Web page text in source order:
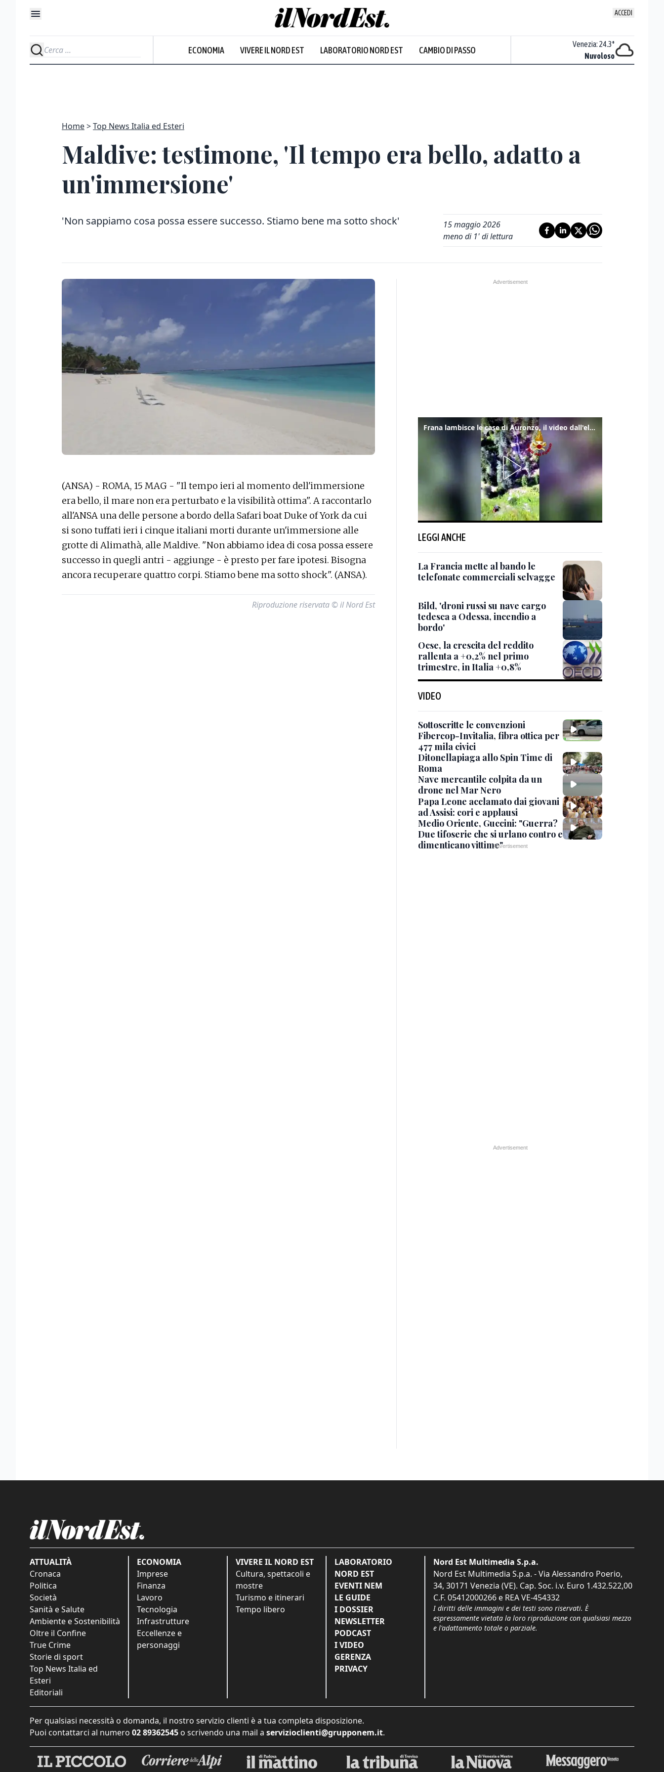
ACCEDI
ECONOMIA VIVERE IL NORD EST LABORATORIO NORD EST CAMBIO DI PASSO
Nuvoloso
Venezia: 24.3°
Nuvoloso
Home Top News Italia ed Esteri
Maldive: testimone, 'Il tempo era bello, adatto a
un'immersione'
'Non sappiamo cosa possa essere successo. Stiamo bene ma sotto shock'
15 maggio 2026
meno di 1' di lettura
(ANSA) - ROMA, 15 MAG - "Il tempo ieri al momento dell'immersione
era bello, il mare non era perturbato e la visibilità ottima". A raccontarlo
all'ANSA una delle persone a bordo della Safari boat Duke of York da cui
si sono tuffati ieri i cinque italiani morti durante un'immersione alle
grotte di Alimathà, alle Maldive. "Non abbiamo idea di cosa possa essere
successo in quegli antri - aggiunge - è presto per fare ipotesi. Bisogna
ancora recuperare quattro corpi. Stiamo bene ma sotto shock". (ANSA).
Riproduzione riservata © il Nord Est
Frana lambisce le case di Auronzo, il video dall'elicottero dei vigili del fuoco
LEGGI ANCHE
La Francia mette al bando le
telefonate commerciali selvagge
Bild, 'droni russi su nave cargo
tedesca a Odessa, incendio a
bordo'
Ocse, la crescita del reddito
rallenta a +0,2% nel primo
trimestre, in Italia +0,8%
VIDEO
Sottoscritte le convenzioni
Fibercop-Invitalia, fibra ottica per
477 mila civici
Ditonellapiaga allo Spin Time di
Roma
Nave mercantile colpita da un
drone nel Mar Nero
Papa Leone acclamato dai giovani
ad Assisi: cori e applausi
Medio Oriente, Guccini: "Guerra?
Due tifoserie che si urlano contro e
dimenticano vittime"
ATTUALITÀ
Cronaca
Politica
Società
Sanità e Salute
Ambiente e Sostenibilità
Oltre il Confine
True Crime
Storie di sport
Top News Italia ed
Esteri
Editoriali
ECONOMIA
Imprese
Finanza
Lavoro
Tecnologia
Infrastrutture
Eccellenze e
personaggi
VIVERE IL NORD EST
Cultura, spettacoli e
mostre
Turismo e itinerari
Tempo libero
LABORATORIO
NORD EST
EVENTI NEM
LE GUIDE
I DOSSIER
NEWSLETTER
PODCAST
I VIDEO
GERENZA
PRIVACY
Nord Est Multimedia S.p.a.
Nord Est Multimedia S.p.a. - Via Alessandro Poerio,
34, 30171 Venezia (VE). Cap. Soc. i.v. Euro 1.432.522,00
C.F. 05412000266 e REA VE-454332
I diritti delle immagini e dei testi sono riservati. È
espressamente vietata la loro riproduzione con qualsiasi mezzo
e l'adattamento totale o parziale.
Per qualsiasi necessità o domanda, il nostro servizio clienti è a tua completa disposizione.
Puoi contattarci al numero 02 89362545 o scrivendo una mail a servizioclienti@grupponem.it.